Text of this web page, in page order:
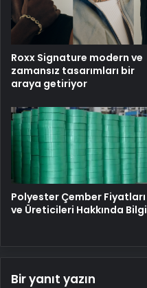
Roxx Signature modern ve
zamansız tasarımları bir
araya getiriyor
Polyester Çember Fiyatları
ve Üreticileri Hakkında Bilgi
Bir yanıt yazın